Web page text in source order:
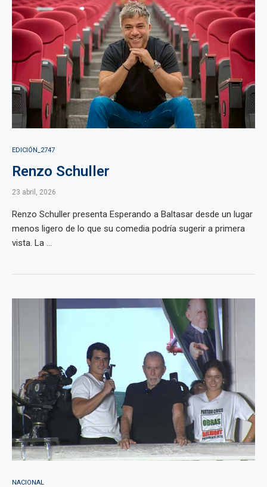
EDICIÓN_2747
Renzo Schuller
23 abril, 2026
Renzo Schuller presenta Esperando a Baltasar desde un lugar
menos ligero de lo que su comedia podría sugerir a primera
vista. La ...
NACIONAL